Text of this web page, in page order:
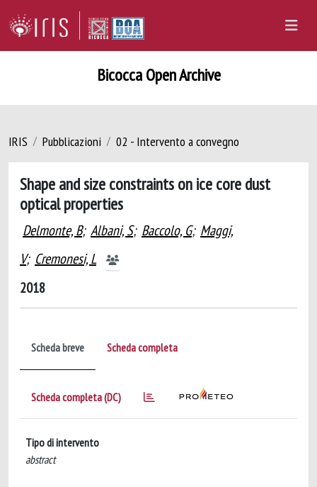
Bicocca Open Archive
IRIS Pubblicazioni 02 - Intervento a convegno
Shape and size constraints on ice core dust
optical properties
Delmonte, B; Albani, S; Baccolo, G; Maggi,
V; Cremonesi, L
2018
Scheda breve Scheda completa
Scheda completa (DC)
Tipo di intervento
abstract